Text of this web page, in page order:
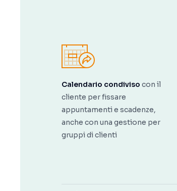
Calendario condiviso con il
cliente per fissare
appuntamenti e scadenze,
anche con una gestione per
gruppi di clienti